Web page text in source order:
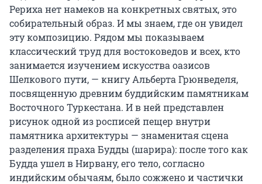
Рериха нет намеков на конкретных святых, это
собирательный образ. И мы знаем, где он увидел
эту композицию. Рядом мы показываем
классический труд для востоковедов и всех, кто
занимается изучением искусства оазисов
Шелкового пути, — книгу Альберта Грюнведеля,
посвященную древним буддийским памятникам
Восточного Туркестана. И в ней представлен
рисунок одной из росписей пещер внутри
памятника архитектуры — знаменитая сцена
разделения праха Будды (шарира): после того как
Будда ушел в Нирвану, его тело, согласно
индийским обычаям, было сожжено и частички